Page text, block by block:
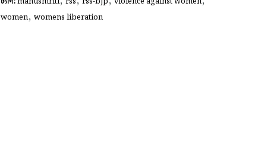
women, womens liberation